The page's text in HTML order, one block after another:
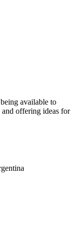
available to
and offering ideas for